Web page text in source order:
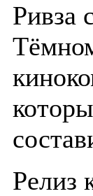
Ривза
Релиз